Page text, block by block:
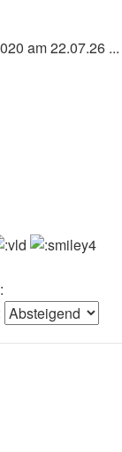
am 22.07.26 ...